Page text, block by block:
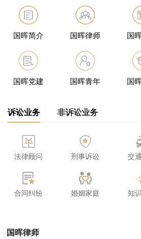
国晖简介 国晖律师 国
国晖党建 国晖青年 国
诉讼业务 非诉讼业务
法律顾问 刑事诉讼 交
合同纠纷 婚姻家庭 知
国晖律师